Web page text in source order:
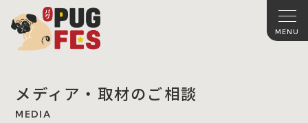
メディア・取材のご相談
MEDIA